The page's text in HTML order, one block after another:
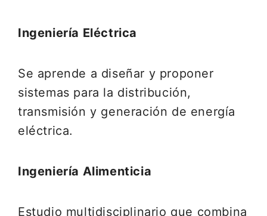
Ingeniería Eléctrica
Se aprende a diseñar y proponer
sistemas para la distribución,
transmisión y generación de energía
eléctrica.
Ingeniería Alimenticia
Estudio multidisciplinario que combina